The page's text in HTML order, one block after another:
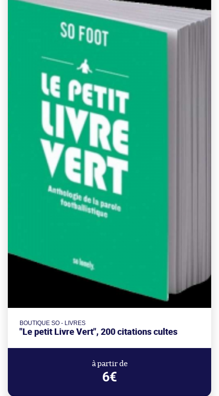
BOUTIQUE SO - LIVRES
"Le petit Livre Vert", 200 citations cultes
à partir de
6€